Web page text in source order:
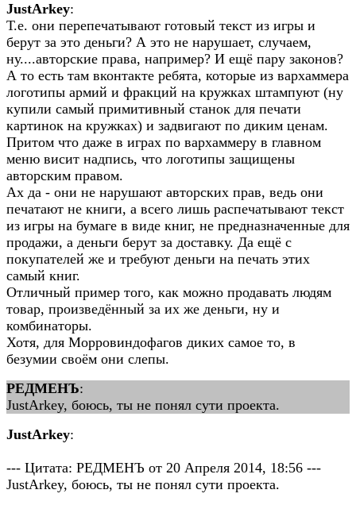
JustArkey:
Т.е. они перепечатывают готовый текст из игры и
берут за это деньги? А это не нарушает, случаем,
ну....авторские права, например? И ещё пару законов?
А то есть там вконтакте ребята, которые из вархаммера
логотипы армий и фракций на кружках штампуют (ну
купили самый примитивный станок для печати
картинок на кружках) и задвигают по диким ценам.
Притом что даже в играх по вархаммеру в главном
меню висит надпись, что логотипы защищены
авторским правом.
Ах да - они не нарушают авторских прав, ведь они
печатают не книги, а всего лишь распечатывают текст
из игры на бумаге в виде книг, не предназначенные для
продажи, а деньги берут за доставку. Да ещё с
покупателей же и требуют деньги на печать этих
самый книг.
Отличный пример того, как можно продавать людям
товар, произведённый за их же деньги, ну и
комбинаторы.
Хотя, для Морровиндофагов диких самое то, в
безумии своём они слепы.
РЕДМЕНЪ:
JustArkey, боюсь, ты не понял сути проекта.
JustArkey:
--- Цитата: РЕДМЕНЪ от 20 Апреля 2014, 18:56 ---
JustArkey, боюсь, ты не понял сути проекта.